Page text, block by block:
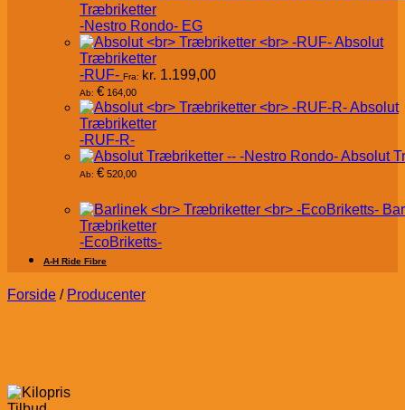
Træbriketter
-Nestro Rondo- EG
Absolut
Træbriketter
-RUF- Fra: kr. 1.199,00
Ab: € 164,00
Absolut
Træbriketter
-RUF-R-
Absolut
Ab: € 520,00
Træbriketter
-EcoBriketts-
A-H Ride Fibre
Forside / Producenter